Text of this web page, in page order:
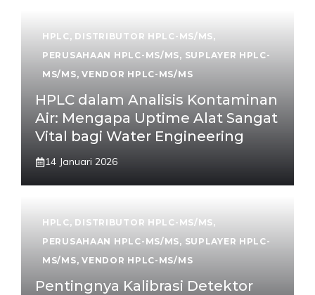
HPLC, DISTRIBUTOR HPLC-MS/MS,
PERUSAHAAN HPLC-MS/MS, SUPLAYER HPLC-
MS/MS,VENDOR HPLC-MS/MS
HPLC dalam Analisis Kontaminan
Air: Mengapa Uptime Alat Sangat
Vital bagi Water Engineering
14 Januari 2026
HPLC, DISTRIBUTOR HPLC-MS/MS,
PERUSAHAAN HPLC-MS/MS, SUPLAYER HPLC-
MS/MS,VENDOR HPLC-MS/MS
Pentingnya Kalibrasi Detektor